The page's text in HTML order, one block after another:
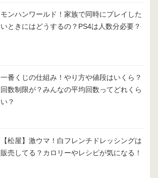
モンハンワールド！家族で同時にプレイした
いときにはどうするの？PS4は人数分必要？
一番くじの仕組み！やり方や値段はいくら？
回数制限が？みんなの平均回数ってどれくら
い？
【松屋】激ウマ！白フレンチドレッシングは
販売してる？カロリーやレシピが気になる！